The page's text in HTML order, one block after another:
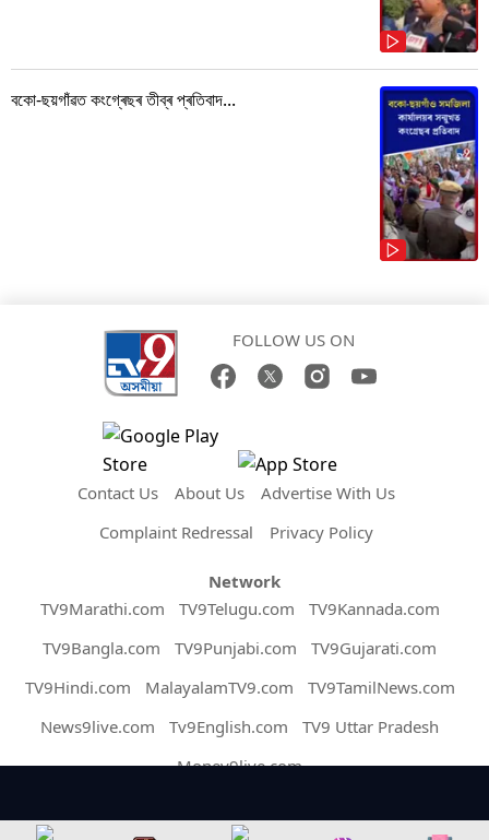
বকো-ছয়গাঁৱত কংগ্ৰেছৰ তীব্ৰ প্ৰতিবাদ...
FOLLOW US ON
Contact Us About Us
Advertise With Us
Complaint Redressal
Privacy Policy
Network
TV9Marathi.com
TV9Telugu.com
TV9Kannada.com
TV9Bangla.com
TV9Punjabi.com
TV9Gujarati.com
TV9Hindi.com
MalayalamTV9.com
TV9TamilNews.com
News9live.com
Tv9English.com
TV9 Uttar Pradesh
Money9live.com